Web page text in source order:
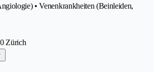
• Venenkrankheiten (Beinleiden,
Zürich